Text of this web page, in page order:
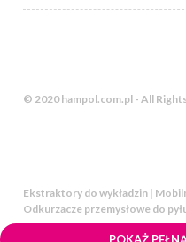
© 2020 hampol.com.pl - All
Ekstraktory do wykładzin |
Odkurzacze przemysłowe do
POKAŻ